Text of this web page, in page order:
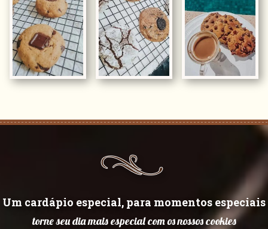
Um cardápio especial, para momentos especiais
torne seu dia mais especial com os nossos cookies